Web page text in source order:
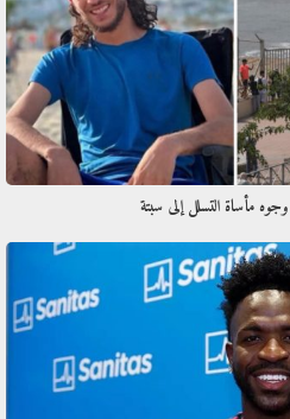
مأساة التسلل إلى سبتة